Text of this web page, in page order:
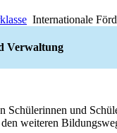
Internationale
Verwaltung
Schülerinnen und
weiteren